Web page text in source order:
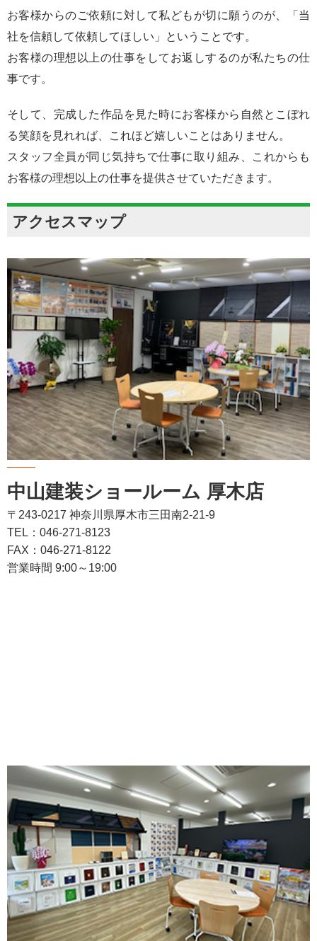
お客様からのご依頼に対して私どもが切に願うのが、「当
社を信頼して依頼してほしい」ということです。
お客様の理想以上の仕事をしてお返しするのが私たちの仕
事です。
そして、完成した作品を見た時にお客様から自然とこぼれ
る笑顔を見れれば、これほど嬉しいことはありません。
スタッフ全員が同じ気持ちで仕事に取り組み、これからも
お客様の理想以上の仕事を提供させていただきます。
アクセスマップ
中山建装ショールーム 厚木店
〒243-0217 神奈川県厚木市三田南2-21-9
TEL：046-271-8123
FAX：046-271-8122
営業時間 9:00～19:00